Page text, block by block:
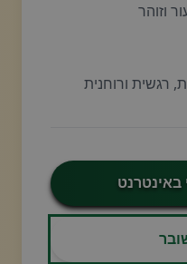
וזוהר
רגשית ורוחנית
באינטרנט